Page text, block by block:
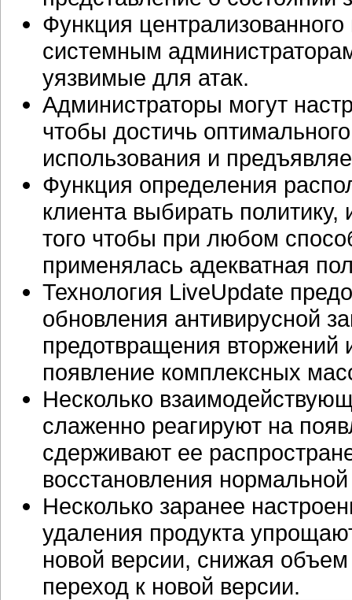
Функция
системным
уязвимые для атак.
Администраторы могут
чтобы достичь
использования и
Функция определения
клиента выбирать
того чтобы при любом
применялась адекватная
Технология LiveUpdate
обновления антивирусной
предотвращения вторжений
появление комплексных
Несколько
слаженно реагируют на
сдерживают ее
восстановления
Несколько заранее
удаления продукта
новой версии, снижая
переход к новой версии.